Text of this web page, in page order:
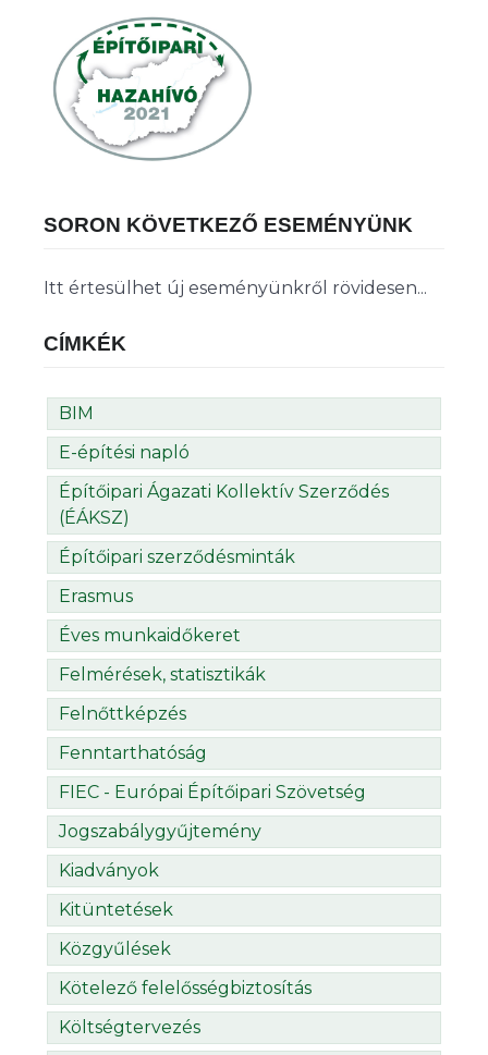
SORON KÖVETKEZŐ ESEMÉNYÜNK
Itt értesülhet új eseményünkről rövidesen...
CÍMKÉK
BIM
E-építési napló
Építőipari Ágazati Kollektív Szerződés
(ÉÁKSZ)
Építőipari szerződésminták
Erasmus
Éves munkaidőkeret
Felmérések, statisztikák
Felnőttképzés
Fenntarthatóság
FIEC - Európai Építőipari Szövetség
Jogszabálygyűjtemény
Kiadványok
Kitüntetések
Közgyűlések
Kötelező felelősségbiztosítás
Költségtervezés